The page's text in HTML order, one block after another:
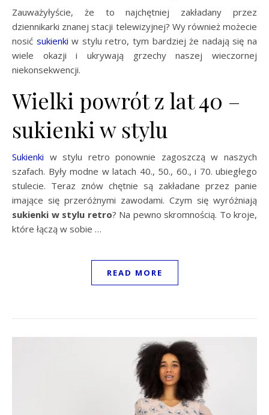
Zauważyłyście, że to najchętniej zakładany przez
dziennikarki znanej stacji telewizyjnej? Wy również możecie
nosić sukienki w stylu retro, tym bardziej że nadają się na
wiele okazji i ukrywają grzechy naszej wieczornej
niekonsekwencji.
Wielki powrót z lat 40 –
sukienki w stylu
Sukienki w stylu retro ponownie zagoszczą w naszych
szafach. Były modne w latach 40., 50., 60., i 70. ubiegłego
stulecie. Teraz znów chętnie są zakładane przez panie
imające się przeróżnymi zawodami. Czym się wyróżniają
sukienki w stylu retro? Na pewno skromnością. To kroje,
które łączą w sobie …
READ MORE